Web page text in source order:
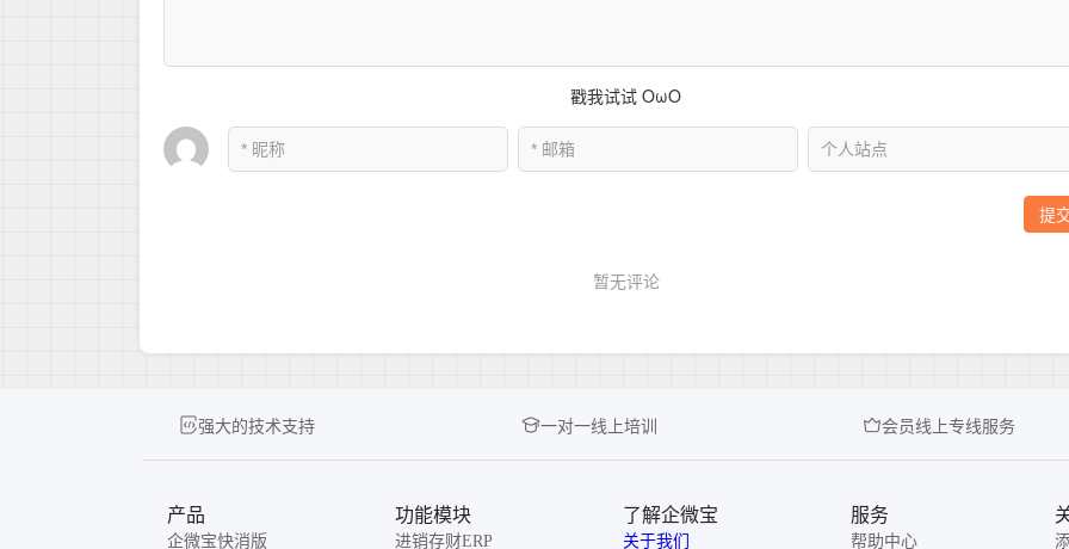
强大的技术支持 一对一线上培训 会员线上专线服务
产品
企微宝快消版
功能模块
进销存财ERP
了解企微宝
关于我们
服务
帮助中心